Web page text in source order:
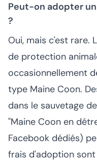
Peut-on adopter
?
Oui, mais c'est rare.
de protection
occasionnellement
type Maine Coon.
dans le sauvetage
"Maine Coon en
Facebook dédiés)
frais d'adoption